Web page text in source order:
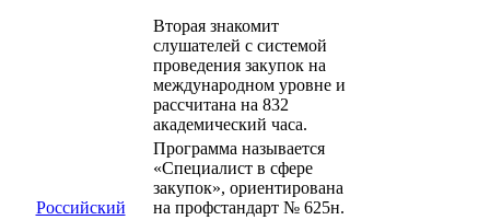
Вторая знакомит
слушателей с системой
проведения закупок на
международном уровне и
рассчитана на 832
академический часа.
Российский
Программа называется
«Специалист в сфере
закупок», ориентирована
на профстандарт № 625н.